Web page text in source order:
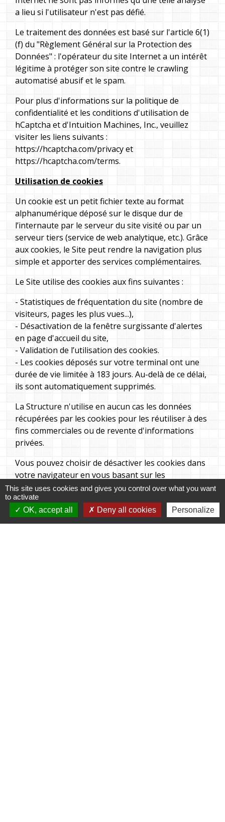
a lieu si l'utilisateur n'est pas défié.
Le traitement des données est basé sur l'article 6(1)
(f) du "Règlement Général sur la Protection des
Données" : l'opérateur du site Internet a un intérêt
légitime à protéger son site contre le crawling
automatisé abusif et le spam.
Pour plus d'informations sur la politique de
confidentialité et les conditions d'utilisation de
hCaptcha et d'Intuition Machines, Inc., veuillez
visiter les liens suivants :
https://hcaptcha.com/privacyet
https://hcaptcha.com/terms.
Utilisation de cookies
Un cookie est un petit fichier texte au format
alphanumérique déposé sur le disque dur de
l’internaute par le serveur du site visité ou par un
serveur tiers (service de web analytique, etc.). Grâce
aux cookies, le Site peut rendre la navigation plus
simple et apporter des services complémentaires.
Le Site utilise des cookies aux fins suivantes :
- Statistiques de fréquentation du site (nombre de
visiteurs, pages les plus vues...),
- Désactivation de la fenêtre surgissante d'alertes
en page d'accueil du site,
- Validation de l’utilisation des cookies.
- Les cookies déposés sur votre terminal ont une
durée de vie limitée à 183 jours. Au-delà de ce délai,
ils sont automatiquement supprimés.
La Structure n'utilise en aucun cas les données
récupérées par les cookies pour les réutiliser à des
fins commerciales ou de revente d'informations
privées.
Vous pouvez choisir de désactiver les cookies dans
votre navigateur en vous basant sur les
documentations ci-dessous (à sélectionner selon
votre navigateur web) :
- Mozilla Firefox
This site uses cookies and gives you control over what you want
to activate
OK, accept all
Deny all cookies Personalize